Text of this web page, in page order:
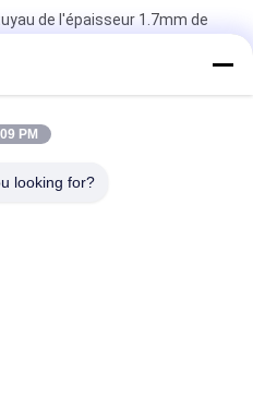
de l'épaisseur 1.7mm de
de tuyau de soufflage de
de tuyau d'Assemblée
connecteur en aluminium de
PM
looking for?